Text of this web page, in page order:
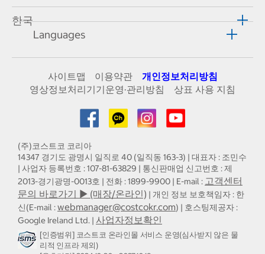
한국
Languages
사이트맵 이용약관
개인정보처리방침
영상정보처리기기운영·관리방침
상표 사용 지침
(주)코스트코 코리아
14347 경기도 광명시 일직로 40 (일직동 163-3) | 대표자 : 조민수
| 사업자 등록번호 : 107-81-63829 | 통신판매업 신고번호 : 제
2013-경기광명-0013호 | 전화 : 1899-9900 | E-mail : 고객센터
문의 바로가기 ▶ (매장/온라인) | 개인 정보 보호책임자 : 한
신(E-mail :webmanager@costcokr.com) | 호스팅제공자 :
Google Ireland Ltd. | 사업자정보확인
[인증범위] 코스트코 온라인몰 서비스 운영(심사받지 않은 물
리적 인프라 제외)